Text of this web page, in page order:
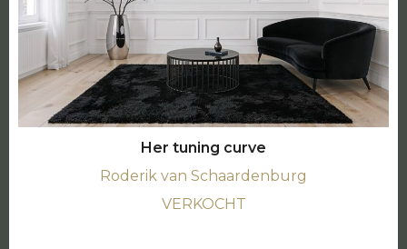
Her tuning curve
Roderik van Schaardenburg
VERKOCHT